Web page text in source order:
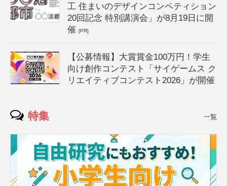
工 住まいのデザインコンペティション
20回記念 特別講演会」が8月19日に開
催[PR]
【公募情報】大賞賞金100万円！学生
向け創作コンテスト「サイゲームス ク
リエイティブコンテスト2026」が開催
特集 一覧